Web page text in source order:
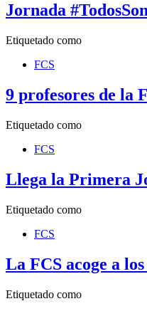
Jornada
Etiquetado como
FCS
9 profesores de la
Etiquetado como
FCS
Llega la Primera
Etiquetado como
FCS
La FCS acoge a
Etiquetado como